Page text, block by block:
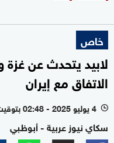
خاص
لابيد يتحدث عن
الاتفاق مع إيران
l 4 يوليو 2025 - 02:48 بتوقيت أبوظبي
سكاي نيوز عربية - أبوظبي